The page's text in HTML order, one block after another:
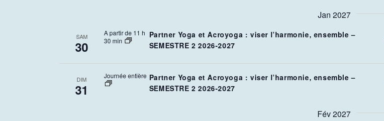
Jan 2027
SAM
30
A partir de 11 h
30 min
Partner Yoga et Acroyoga : viser l’harmonie, ensemble –
SEMESTRE 2 2026-2027
DIM
31
Journée entière Partner Yoga et Acroyoga : viser l’harmonie, ensemble –
SEMESTRE 2 2026-2027
Fév 2027